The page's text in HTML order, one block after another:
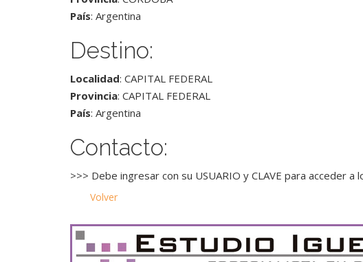
País: Argentina
Destino:
Localidad: CAPITAL FEDERAL
Provincia: CAPITAL FEDERAL
País: Argentina
Contacto:
>>> Debe ingresar con su USUARIO y CLAVE para acceder
Volver